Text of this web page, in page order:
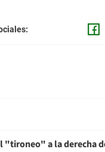
a la derecha